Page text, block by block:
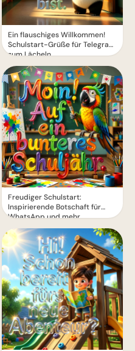
Ein flauschiges Willkommen!
Schulstart-Grüße für Telegram
zum Lächeln
Freudiger Schulstart:
Inspirierende Botschaft für
WhatsApp und mehr